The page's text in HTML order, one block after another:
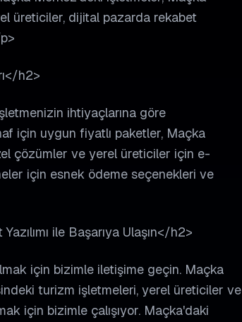
üreticiler, dijital pazarda rekabet
h2>
ihtiyaçlarına göre
için uygun fiyatlı paketler, Maçka
çözümler ve yerel üreticiler için e-
için esnek ödeme seçenekleri ve
ile Başarıya Ulaşın</h2>
için bizimle iletişime geçin. Maçka
turizm işletmeleri, yerel üreticiler ve
için bizimle çalışıyor. Maçka'daki